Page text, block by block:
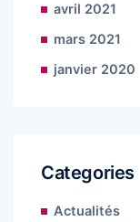
avril 2021
mars 2021
janvier 2020
Categories
Actualités